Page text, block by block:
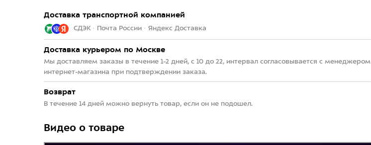
Доставка транспортной компанией
СДЭК · Почта России · Яндекс Доставка
Доставка курьером по Москве
Мы доставляем заказы в течение 1-2 дней, с 10 до 22, интервал согласовывается с менеджером
интернет-магазина при подтверждении заказа.
Возврат
В течение 14 дней можно вернуть товар, если он не подошел.
Видео о товаре